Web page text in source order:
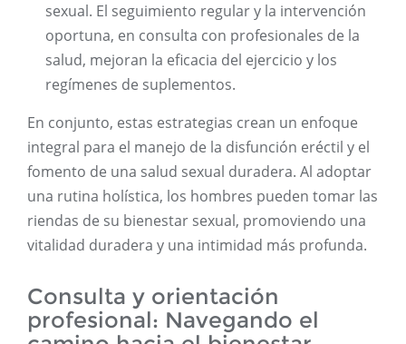
sexual. El seguimiento regular y la intervención
oportuna, en consulta con profesionales de la
salud, mejoran la eficacia del ejercicio y los
regímenes de suplementos.
En conjunto, estas estrategias crean un enfoque
integral para el manejo de la disfunción eréctil y el
fomento de una salud sexual duradera. Al adoptar
una rutina holística, los hombres pueden tomar las
riendas de su bienestar sexual, promoviendo una
vitalidad duradera y una intimidad más profunda.
Consulta y orientación
profesional: Navegando el